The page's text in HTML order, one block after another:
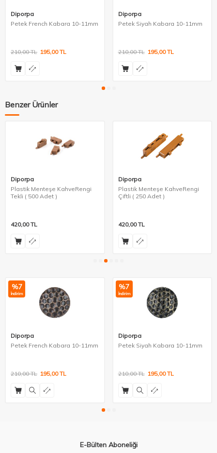
Diporpa
Petek French Kabara 10-11mm
210,00TL 195,00TL
Diporpa
Petek Siyah Kabara 10-11mm
210,00TL 195,00TL
Benzer Ürünler
Diporpa
Plastik Menteşe KahveRengi
Tekli ( 500 Adet )
420,00TL
Diporpa
Plastik Menteşe KahveRengi
Çiftli ( 250 Adet )
420,00TL
%7
İndirim
Diporpa
Petek French Kabara 10-11mm
210,00TL 195,00TL
%7
İndirim
Diporpa
Petek Siyah Kabara 10-11mm
210,00TL 195,00TL
E-Bülten Aboneliği